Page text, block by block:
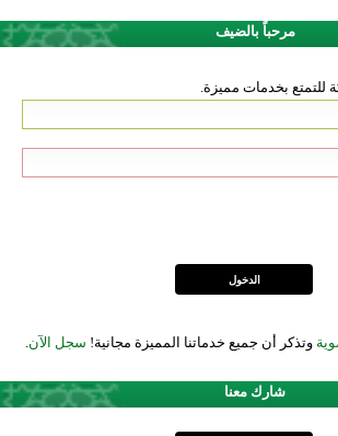
مرحباً بالضيف
للتمتع بخدمات مميزة.
وتذكر أن جميع خدماتنا المميزة مجانية! سجل الآن.
شارك معنا